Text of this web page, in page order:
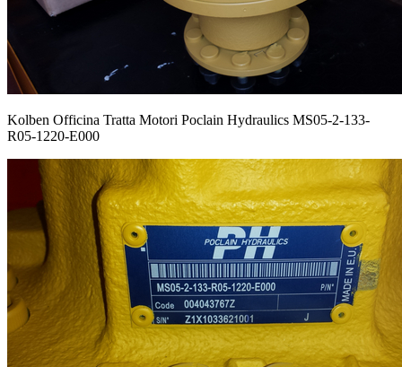
Kolben Officina Tratta Motori Poclain Hydraulics MS05-2-133-
R05-1220-E000